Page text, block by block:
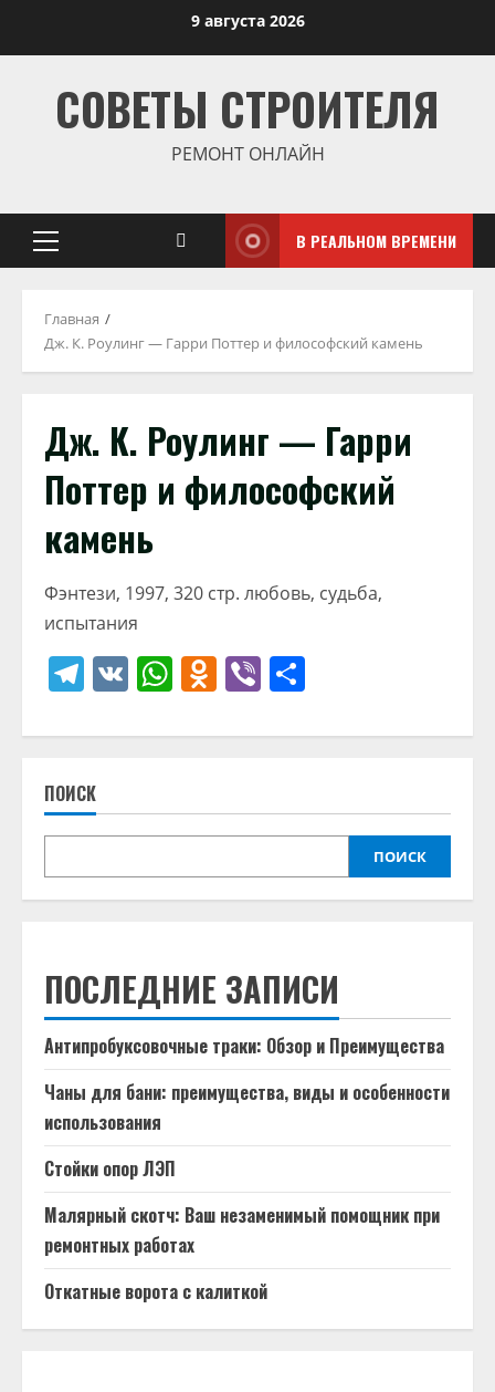
9 августа 2026
СОВЕТЫ СТРОИТЕЛЯ
РЕМОНТ ОНЛАЙН
Основное
В РЕАЛЬНОМ ВРЕМЕНИ
Главная
Дж. К. Роулинг — Гарри Поттер и философский камень
Дж. К. Роулинг — Гарри
Поттер и философский
камень
Фэнтези, 1997, 320 стр. любовь, судьба,
испытания
Telegram
VK WhatsApp
Odnoklassniki
Viber
ПОИСК
ПОИСК
ПОСЛЕДНИЕ ЗАПИСИ
Антипробуксовочные траки: Обзор и Преимущества
Чаны для бани: преимущества, виды и особенности
использования
Стойки опор ЛЭП
Малярный скотч: Ваш незаменимый помощник при
ремонтных работах
Откатные ворота с калиткой